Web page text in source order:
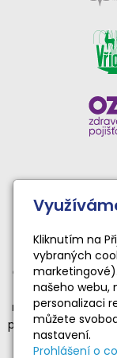
Národní
Činnost TopGym
dotací Národní
na zabezpečení
příjemce dotace
věku od 4 do
Kliknutím na
vybraných
našeho webu,
personalizaci
můžete
nastavení.
Prohlášení o